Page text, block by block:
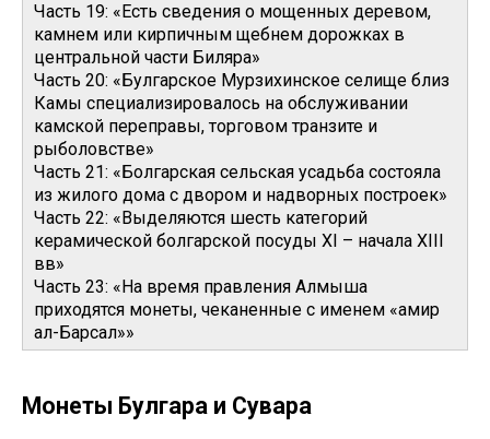
Часть 19: «Есть сведения о мощенных деревом,
камнем или кирпичным щебнем дорожках в
центральной части Биляра»
Часть 20: «Булгарское Мурзихинское селище близ
Камы специализировалось на обслуживании
камской переправы, торговом транзите и
рыболовстве»
Часть 21: «Болгарская сельская усадьба состояла
из жилого дома с двором и надворных построек»
Часть 22: «Выделяются шесть категорий
керамической болгарской посуды XI – начала XIII
вв»
Часть 23: «На время правления Алмыша
приходятся монеты, чеканенные с именем «амир
ал-Барсал»»
Монеты Булгара и Сувара